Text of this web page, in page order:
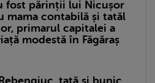
fost părinții lui Nicușor
mama contabilă și tatăl
primarul capitalei a
modestă în Făgăraș
tată și bunic.